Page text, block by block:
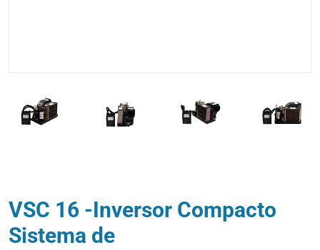
VSC 16 -Inversor Compacto
Sistema de